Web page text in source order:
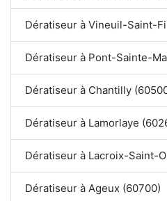
Dératiseur à Vineuil-Saint-
Dératiseur à Pont-Sainte-
Dératiseur à Chantilly
Dératiseur à Lamorlaye
Dératiseur à Lacroix-Saint-
Dératiseur à Ageux (60700)